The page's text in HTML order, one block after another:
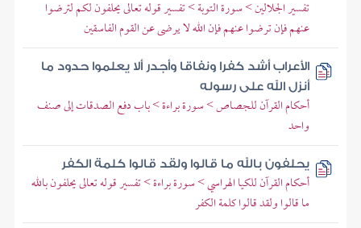
تفسير الجلالين > سورة التوبة > تفسير قوله تعالى يحلفون لكم لترضوا
عنهم فإن ترضوا عنهم فإن الله لا يرضى عن القوم الفاسقين
الأعراب أشد كفرا ونفاقا وأجدر ألا يعلموا حدود ما
أنزل الله على رسوله
أحكام القرآن للجصاص > سورة براءة > باب دفع الصدقات إلى صنف
واحد
يحلفون بالله ما قالوا ولقد قالوا كلمة الكفر
أحكام القرآن للكيا الهراسي > سورة براءة > تفسير قوله تعالى يحلفون بالله
ما قالوا ولقد قالوا كلمة الكفر